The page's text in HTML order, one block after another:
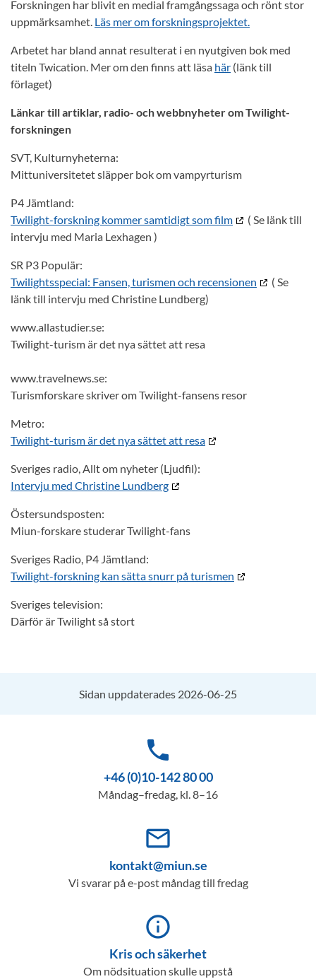
Forskningen har blivit en medial framgångssaga och rönt stor
uppmärksamhet. Läs mer om forskningsprojektet.
Arbetet har bland annat resulterat i en nyutgiven bok med
titeln Twication. Mer om den finns att läsa här (länk till
förlaget)
Länkar till artiklar, radio- och webbnyheter om Twilight-
forskningen
SVT, Kulturnyheterna:
Mittuniversitetet släpper bok om vampyrturism
P4 Jämtland:
Twilight-forskning kommer samtidigt som film
( Se länk till
intervju med Maria Lexhagen )
SR P3 Populär:
Twilightsspecial: Fansen, turismen och recensionen
( Se
länk till intervju med Christine Lundberg)
www.allastudier.se:
Twilight-turism är det nya sättet att resa
www.travelnews.se:
Turismforskare skriver om Twilight-fansens resor
Metro:
Twilight-turism är det nya sättet att resa
Sveriges radio, Allt om nyheter (Ljudfil):
Intervju med Christine Lundberg
Östersundsposten:
Miun-forskare studerar Twilight-fans
Sveriges Radio, P4 Jämtland:
Twilight-forskning kan sätta snurr på turismen
Sveriges television:
Därför är Twilight så stort
Sidan uppdaterades 2026-06-25
phone
+46 (0)10-142 80 00
Måndag–fredag, kl. 8–16
mail_outline
kontakt@miun.se
Vi svarar på e-post måndag till fredag
info_outline
Kris och säkerhet
Om nödsituation skulle uppstå